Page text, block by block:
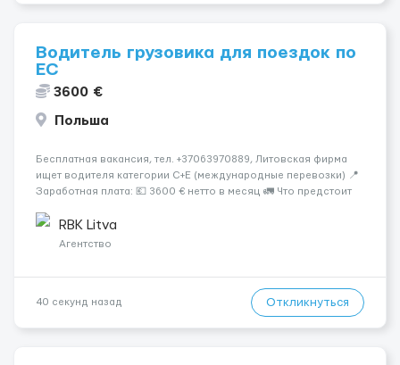
Водитель грузовика для поездок по
ЕС
3600 €
Польша
Бесплатная вакансия, тел. +37063970889, Литовская фирма
ищет водителя категории C+E (международные перевозки) 📍
Заработная плата: 💶 3600 € нетто в месяц 🚛 Что предстоит
рефрижераторах. В среднем 400–500 км в день. Погрузки и
разгрузки...
RBK Litva
Агентство
40 секунд назад Откликнуться